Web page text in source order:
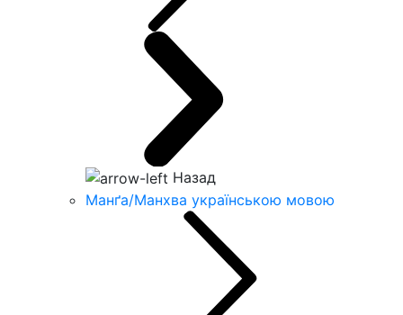
Назад
Манґа/Манхва українською мовою